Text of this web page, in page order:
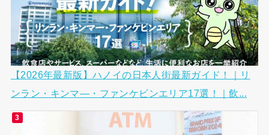
【2026年最新版】ハノイの日本人街最新ガイド！｜リ
ンラン・キンマ―・ファンケビンエリア17選！｜飲...